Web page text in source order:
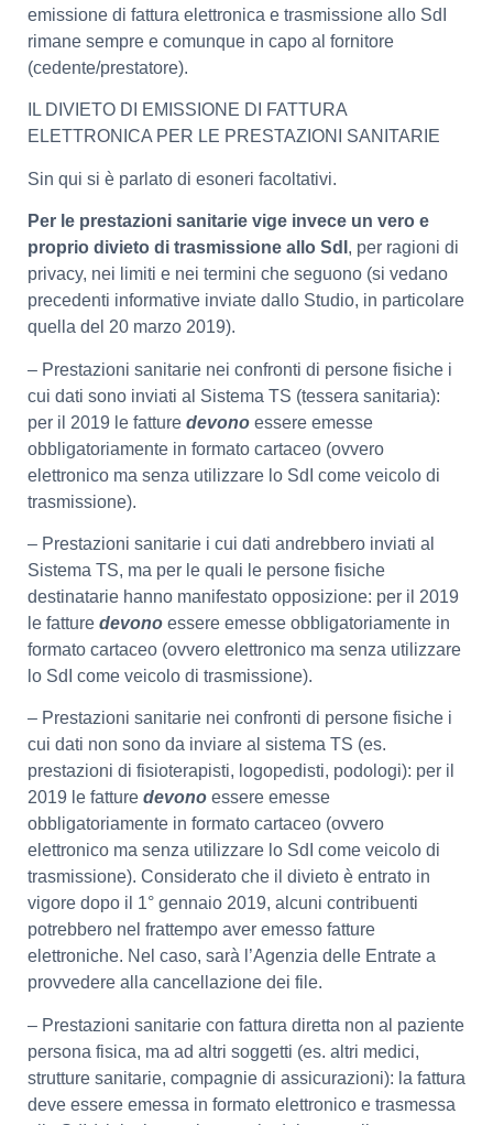
emissione di fattura elettronica e trasmissione allo SdI
rimane sempre e comunque in capo al fornitore
(cedente/prestatore).
IL DIVIETO DI EMISSIONE DI FATTURA
ELETTRONICA PER LE PRESTAZIONI SANITARIE
Sin qui si è parlato di esoneri facoltativi.
Per le prestazioni sanitarie vige invece un vero e
proprio divieto di trasmissione allo SdI , per ragioni di
privacy, nei limiti e nei termini che seguono (si vedano
precedenti informative inviate dallo Studio, in particolare
quella del 20 marzo 2019).
– Prestazioni sanitarie nei confronti di persone fisiche i
cui dati sono inviati al Sistema TS (tessera sanitaria):
per il 2019 le fatture devono essere emesse
obbligatoriamente in formato cartaceo (ovvero
elettronico ma senza utilizzare lo SdI come veicolo di
trasmissione).
– Prestazioni sanitarie i cui dati andrebbero inviati al
Sistema TS, ma per le quali le persone fisiche
destinatarie hanno manifestato opposizione: per il 2019
le fatture devono essere emesse obbligatoriamente in
formato cartaceo (ovvero elettronico ma senza utilizzare
lo SdI come veicolo di trasmissione).
– Prestazioni sanitarie nei confronti di persone fisiche i
cui dati non sono da inviare al sistema TS (es.
prestazioni di fisioterapisti, logopedisti, podologi): per il
2019 le fatture devono essere emesse
obbligatoriamente in formato cartaceo (ovvero
elettronico ma senza utilizzare lo SdI come veicolo di
trasmissione). Considerato che il divieto è entrato in
vigore dopo il 1° gennaio 2019, alcuni contribuenti
potrebbero nel frattempo aver emesso fatture
elettroniche. Nel caso, sarà l’Agenzia delle Entrate a
provvedere alla cancellazione dei file.
– Prestazioni sanitarie con fattura diretta non al paziente
persona fisica, ma ad altri soggetti (es. altri medici,
strutture sanitarie, compagnie di assicurazioni): la fattura
deve essere emessa in formato elettronico e trasmessa